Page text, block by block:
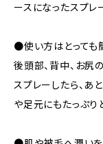
ースになったスプレ
●使い方はとっても
後頭部、背中、お尻
スプレーしたら、あ
や足元にもたっぷり